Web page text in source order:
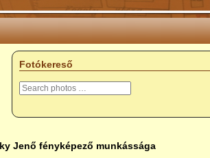
Fotókereső
Jenő fényképező munkássága